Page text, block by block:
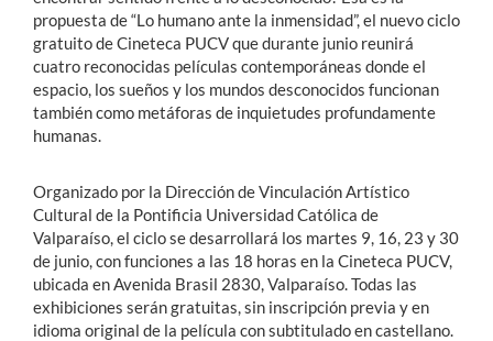
propuesta de “Lo humano ante la inmensidad”, el nuevo ciclo
gratuito de Cineteca PUCV que durante junio reunirá
cuatro reconocidas películas contemporáneas donde el
espacio, los sueños y los mundos desconocidos funcionan
también como metáforas de inquietudes profundamente
humanas.
Organizado por la Dirección de Vinculación Artístico
Cultural de la Pontificia Universidad Católica de
Valparaíso, el ciclo se desarrollará los martes 9, 16, 23 y 30
de junio, con funciones a las 18 horas en la Cineteca PUCV,
ubicada en Avenida Brasil 2830, Valparaíso. Todas las
exhibiciones serán gratuitas, sin inscripción previa y en
idioma original de la película con subtitulado en castellano.